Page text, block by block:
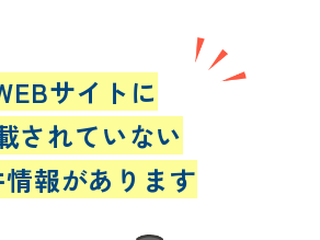
サイトに
されていない
報があります